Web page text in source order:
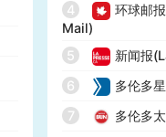
4
环球邮
Mail)
5
新闻报
6
多伦多
7
多伦多